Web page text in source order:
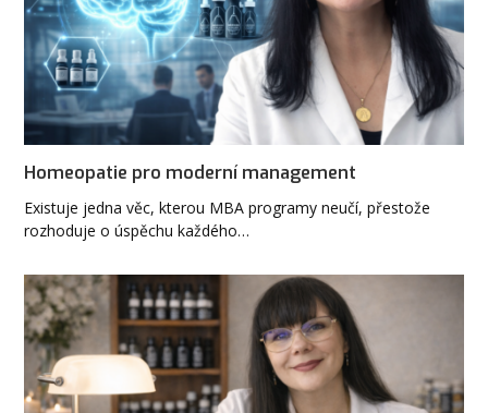
Homeopatie pro moderní management
Existuje jedna věc, kterou MBA programy neučí, přestože
rozhoduje o úspěchu každého…